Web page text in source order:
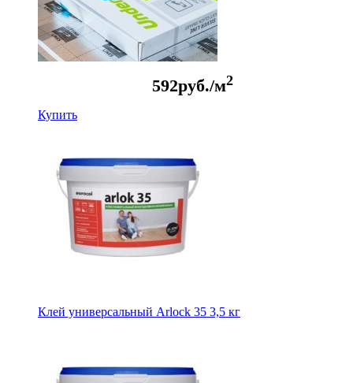
592руб./м2
Купить
Клей универсальный Arlock 35 3,5 кг